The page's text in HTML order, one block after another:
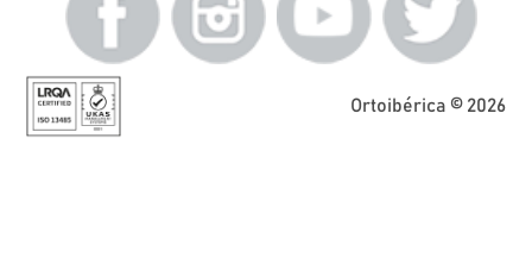
Ortoibérica © 2026